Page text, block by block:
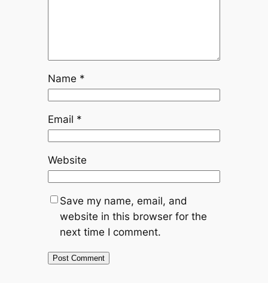
Name *
Email *
Website
Save my name, email, and
website in this browser for the
next time I comment.